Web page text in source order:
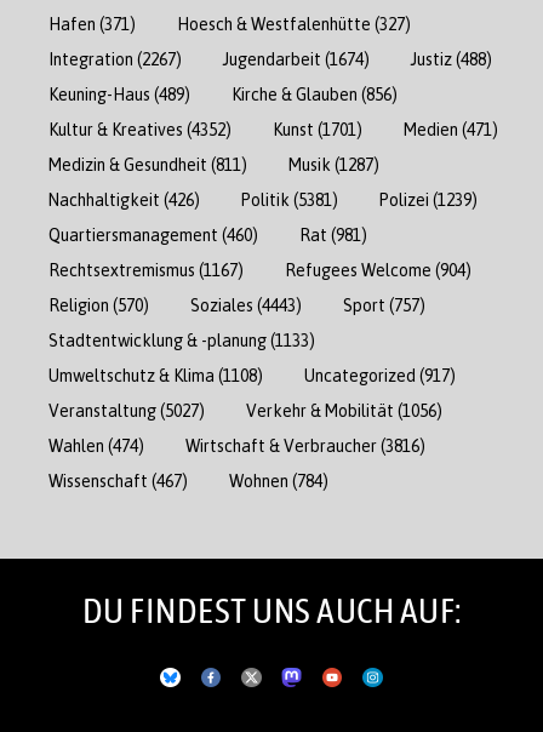
Hafen (371) Hoesch & Westfalenhütte (327)
Integration (2267) Jugendarbeit (1674) Justiz(488)
Keuning-Haus (489) Kirche & Glauben (856)
Kultur & Kreatives (4352) Kunst (1701) Medien (471)
Medizin & Gesundheit (811) Musik (1287)
Nachhaltigkeit (426) Politik (5381) Polizei (1239)
Quartiersmanagement (460) Rat (981)
Rechtsextremismus (1167) Refugees Welcome (904)
Religion (570) Soziales (4443) Sport (757)
Stadtentwicklung & -planung(1133)
Umweltschutz & Klima (1108) Uncategorized (917)
Veranstaltung(5027) Verkehr & Mobilität (1056)
Wahlen (474) Wirtschaft & Verbraucher(3816)
Wissenschaft (467) Wohnen (784)
DU FINDEST UNS AUCH AUF: